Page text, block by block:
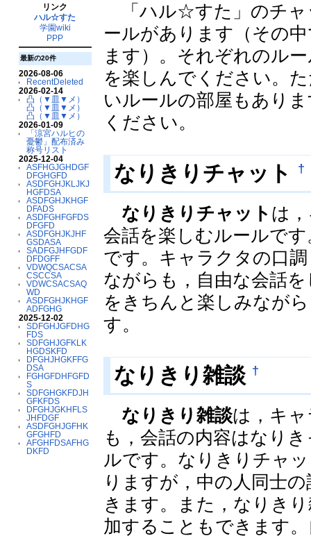
リンク
ハル☆すた
学園wiki
PPP
最新の20件
2026-08-06
RecentDeleted
2026-02-14
凸（▼皿▼メ）
凸（▼皿▼メ）
凸（▼皿▼メ）
2026-01-09
「涼宮ハルヒの
憂鬱」配布済み
称号リスト
2025-12-04
ASFHGJGHDGF
DFGHGFD
ASDFGHJKLJKJ
HGFDSA
ASDFGHJKHGF
DFADS
ASDFGHFGFDS
DFGFD
ASDFGHJKJHF
GSDASA
SADFGJHFGDF
DFDGFF
VDWQCSACSA
CSCCSA
VDWCSACSAQ
WD
ASDFGHJKHGF
ADFGHG
2025-12-02
SDFGHJGFDHG
FDS
SDFGHJGFKLK
HGDSKFD
DFGHJHGKFFG
DSA
FGHGFDHFGFD
S
SDFGHGKFDJH
GFKFDS
DFGHJGKHFLS
JHFDGF
ASDFGHJGFHK
GFGHFD
AFGHFDSAFHG
DKFD
「ハル☆すた」のチャ
ールがあります（その
ます）。それぞれのル
を楽しんでください。
いルールの部屋もあり
ください。
なりきりチャット †
なりきりチャット は
会話を楽しむルールで
です。キャラクタの口
ながらも，自由な会話
をきちんと楽しみなが
す。
なりきり雑談 †
なりきり雑談は，キ
も，会話の内容はなり
ルです。なりきりチャ
りますが，中の人同士
きます。また，なりき
加することもできます